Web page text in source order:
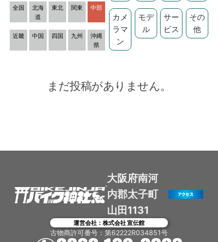
全国
北海
道
東北 関東 中部
近畿 中国 四国 九州
沖縄
県
カメ
ラマ
ン
モデ
ル
サー
ビス
その
他
まだ投稿がありません。
大阪府南河
内郡太子町
山田1131
運営会社：株式会社 宣伝館
古物商許可番号：第62222R034851号